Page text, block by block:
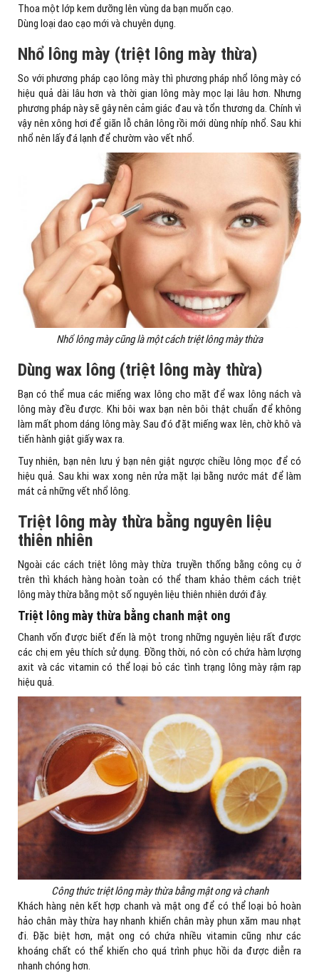
Thoa một lớp kem dưỡng lên vùng da bạn muốn cạo.
Dùng loại dao cạo mới và chuyên dụng.
Nhổ lông mày (triệt lông mày thừa)
So với phương pháp cạo lông mày thì phương pháp nhổ lông mày có
hiệu quả dài lâu hơn và thời gian lông mày mọc lại lâu hơn. Nhưng
phương pháp này sẽ gây nên cảm giác đau và tổn thương da. Chính vì
vậy nên xông hơi để giãn lỗ chân lông rồi mới dùng nhíp nhổ. Sau khi
nhổ nên lấy đá lạnh để chườm vào vết nhổ.
Nhổ lông mày cũng là một cách triệt lông mày thừa
Dùng wax lông (triệt lông mày thừa)
Bạn có thể mua các miếng wax lông cho mặt để wax lông nách và
lông mày đều được. Khi bôi wax bạn nên bôi thật chuẩn để không
làm mất phom dáng lông mày. Sau đó đặt miếng wax lên, chờ khô và
tiến hành giật giấy wax ra.
Tuy nhiên, bạn nên lưu ý bạn nên giật ngược chiều lông mọc để có
hiệu quả. Sau khi wax xong nên rửa mặt lại bằng nước mát để làm
mát cả những vết nhổ lông.
Triệt lông mày thừa bằng nguyên liệu
thiên nhiên
Ngoài các cách triệt lông mày thừa truyền thống bằng công cụ ở
trên thì khách hàng hoàn toàn có thể tham khảo thêm cách triệt
lông mày thừa bằng một số nguyên liệu thiên nhiên dưới đây.
Triệt lông mày thừa bằng chanh mật ong
Chanh vốn được biết đến là một trong những nguyên liệu rất được
các chị em yêu thích sử dụng. Đồng thời, nó còn có chứa hàm lượng
axit và các vitamin có thể loại bỏ các tình trạng lông mày rậm rạp
hiệu quả.
Công thức triệt lông mày thừa bằng mật ong và chanh
Khách hàng nên kết hợp chanh và mật ong để có thể loại bỏ hoàn
hảo chân mày thừa hay nhanh khiến chân mày phun xăm mau nhạt
đi. Đặc biệt hơn, mật ong có chứa nhiều vitamin cũng như các
khoáng chất có thể khiến cho quá trình phục hồi da được diễn ra
nhanh chóng hơn.